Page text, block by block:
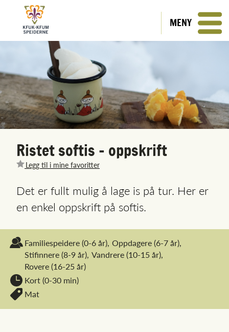
MENY
Ristet softis - oppskrift
Legg til i mine favoritter
Det er fullt mulig å lage is på tur. Her er
en enkel oppskrift på softis.
Familiespeidere(0-6 år), Oppdagere(6-7 år),
Stifinnere(8-9 år), Vandrere(10-15 år),
Rovere(16-25 år)
Kort (0-30 min)
Mat